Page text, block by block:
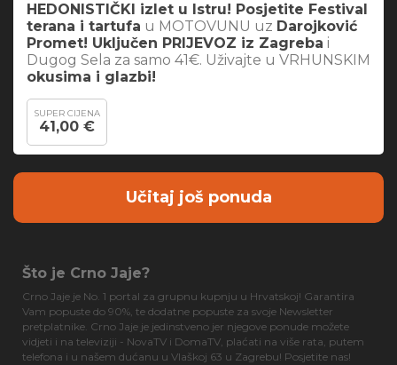
HEDONISTIČKI izlet u Istru! Posjetite Festival
terana i tartufa u MOTOVUNU uz Darojković
Promet! Uključen PRIJEVOZ iz Zagreba i
Dugog Sela za samo 41€. Uživajte u VRHUNSKIM
okusima i glazbi!
SUPER CIJENA
41,00 €
Učitaj još ponuda
Što je Crno Jaje?
Crno Jaje je No. 1 portal za grupnu kupnju u Hrvatskoj! Garantira
Vam popuste do 90%, te dodatne popuste za svoje Newsletter
pretplatnike. Crno Jaje je jedinstveno jer njegove ponude možete
vidjeti i na televiziji - NovaTV i DomaTV, plaćati na više rata, putem
telefona i u našem dućanu u Vlaškoj 63 u Zagrebu! Posjetite nas!